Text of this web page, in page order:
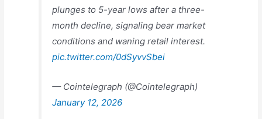
plunges to 5-year lows after a three-
month decline, signaling bear market
conditions and waning retail interest.
pic.twitter.com/0dSyvvSbei
— Cointelegraph (@Cointelegraph)
January 12, 2026